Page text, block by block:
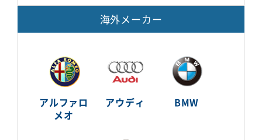
海外メーカー
アルファロ
メオ
アウディ BMW